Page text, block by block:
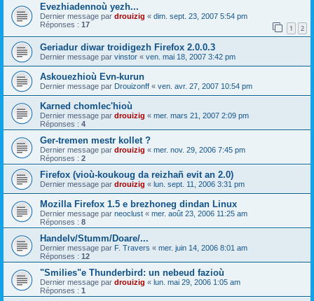
Evezhiadennoù yezh...
Dernier message par drouizig « dim. sept. 23, 2007 5:54 pm
Réponses : 17 1 2
Geriadur diwar troidigezh Firefox 2.0.0.3
Dernier message par vinstor « ven. mai 18, 2007 3:42 pm
Askouezhioù Evn-kurun
Dernier message par Drouizonff « ven. avr. 27, 2007 10:54 pm
Karned chomlec'hioù
Dernier message par drouizig « mer. mars 21, 2007 2:09 pm
Réponses : 4
Ger-tremen mestr kollet ?
Dernier message par drouizig « mer. nov. 29, 2006 7:45 pm
Réponses : 2
Firefox (vioù-koukoug da reizhañ evit an 2.0)
Dernier message par drouizig « lun. sept. 11, 2006 3:31 pm
Mozilla Firefox 1.5 e brezhoneg dindan Linux
Dernier message par neoclust « mer. août 23, 2006 11:25 am
Réponses : 8
Handelv/Stumm/Doare/...
Dernier message par F. Travers « mer. juin 14, 2006 8:01 am
Réponses : 12
"Smilies"e Thunderbird: un nebeud fazioù
Dernier message par drouizig « lun. mai 29, 2006 1:05 am
Réponses : 1